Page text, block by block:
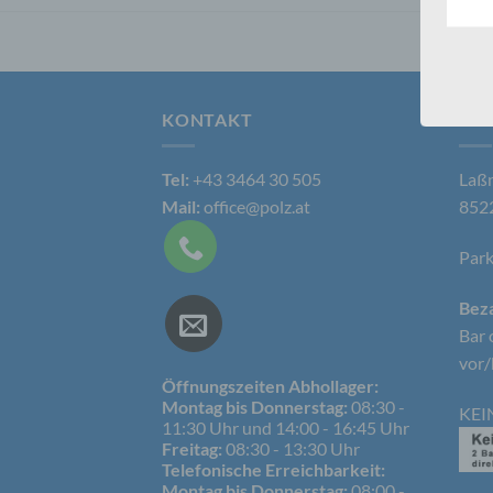
KONTAKT
Tel: +43 3464 30 505
Mail: office@polz.at
Öffnungszeiten Abhollager:
Montag bis Donnerstag: 08:30 -
11:30 Uhr und 14:00 - 16:45 Uhr
Freitag: 08:30 - 13:30 Uhr
Telefonische Erreichbarkeit:
Bar
vor/
a)